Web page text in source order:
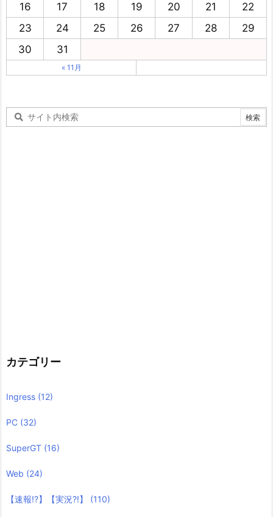
16
17 18 19 20 21
22
23
24 25 26 27 28
29
30
31
« 11月
カテゴリー
Ingress (12)
PC (32)
SuperGT (16)
Web (24)
【速報!?】【実況?!】 (110)